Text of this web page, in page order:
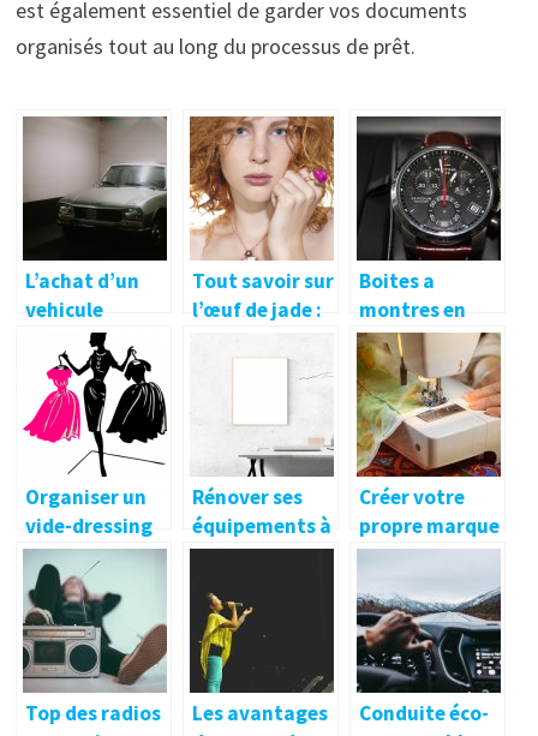
est également essentiel de garder vos documents
organisés tout au long du processus de prêt.
L’achat d’un
vehicule
d’occasion
seduit
Tout savoir sur
l’œuf de jade :
caracteristiqu
es, utilisations
Boites a
montres en
bois: les
avantages et
inconvenients
de differents
types de bois
Organiser un
vide-dressing
pour optimiser
votre espace
Rénover ses
équipements à
domicile
Créer votre
propre marque
de lingerie à la
Top des radios
Les avantages
Conduite éco-